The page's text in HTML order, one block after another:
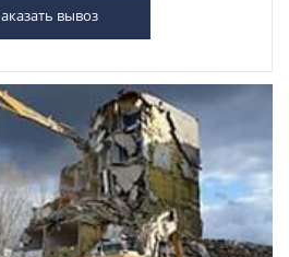
вывоз